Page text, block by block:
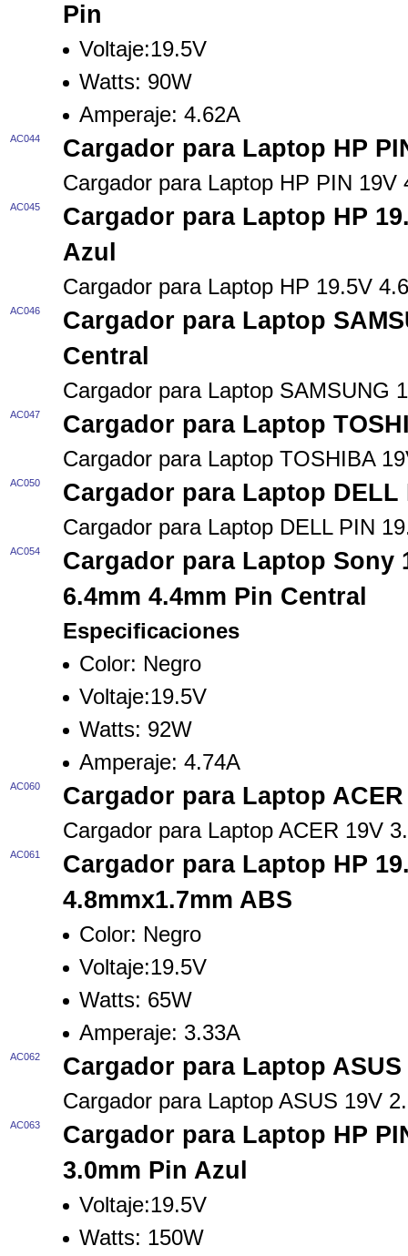
Pin
Voltaje:19.5V
Watts: 90W
Amperaje: 4.62A
AC044 Cargador para Laptop HP
Cargador para Laptop HP PIN 19V
AC045
Cargador para Laptop HP
Azul
Cargador para Laptop HP 19.5V
AC046
Cargador para Laptop
Central
Cargador para Laptop SAMSUNG
AC047 Cargador para Laptop
Cargador para Laptop TOSHIBA
AC050 Cargador para Laptop DELL
Cargador para Laptop DELL PIN
AC054
Cargador para Laptop Sony
6.4mm 4.4mm Pin Central
Especificaciones
Color: Negro
Voltaje:19.5V
Watts: 92W
Amperaje: 4.74A
AC060 Cargador para Laptop
Cargador para Laptop ACER 19V
AC061
Cargador para Laptop HP
4.8mmx1.7mm ABS
Color: Negro
Voltaje:19.5V
Watts: 65W
Amperaje: 3.33A
AC062 Cargador para Laptop ASUS
Cargador para Laptop ASUS 19V
AC063
Cargador para Laptop HP
3.0mm Pin Azul
Voltaje:19.5V
Watts: 150W